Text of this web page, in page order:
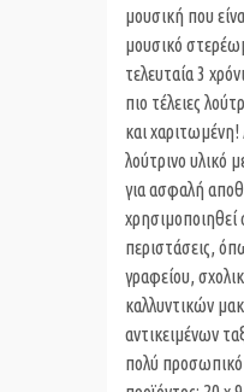
μουσική που
μουσικό
τελευταία 3
πιο τέλειες
και
λούτρινο υλικό
για ασφαλή
χρησιμοποιηθεί
περιστάσεις,
γραφείου,
καλλυντικών
αντικειμένων
πολύ προσωπικό